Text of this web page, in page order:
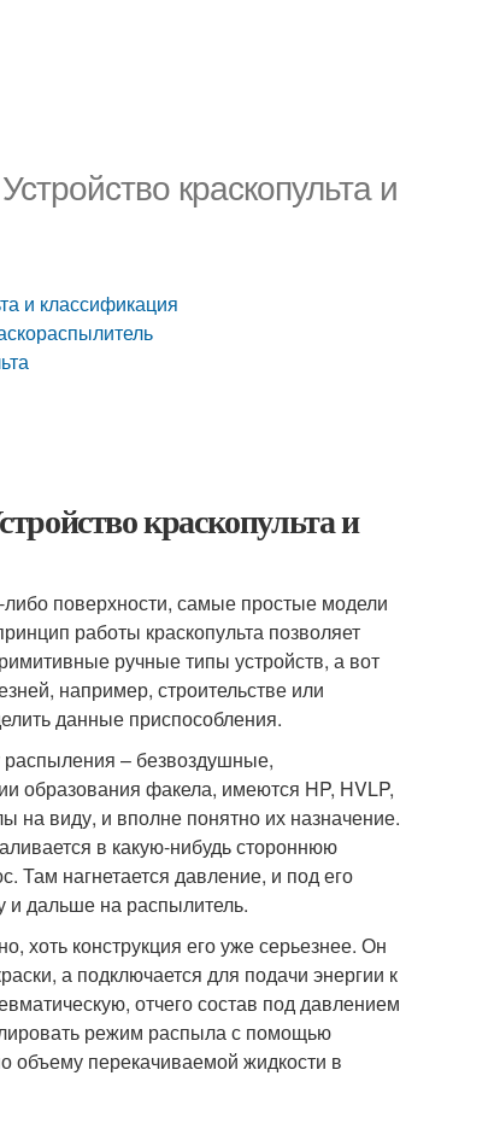
краскопульта и
и классификация
краскопульта и
либо поверхности, самые простые модели
работы краскопульта позволяет
ручные типы устройств, а вот
например, строительстве или
данные приспособления.
распыления – безвоздушные,
образования факела, имеются HP, HVLP,
на виду, и вполне понятно их назначение.
в какую-нибудь стороннюю
Там нагнетается давление, и под его
и дальше на распылитель.
хоть конструкция его уже серьезнее. Он
а подключается для подачи энергии к
отчего состав под давлением
режим распыла с помощью
объему перекачиваемой жидкости в